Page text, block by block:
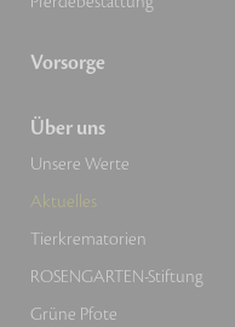
Vorsorge
Über uns
Unsere Werte
Aktuelles
Tierkrematorien
ROSENGARTEN-Stiftung
Grüne Pfote